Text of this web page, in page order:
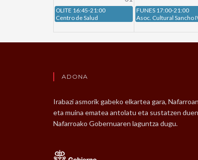
OLITE 16:45-21:00
Centro de Salud
FUNES 17:00-21:00
Asoc. Cultural Sancho
ADONA
Irabazi asmorik gabeko elkartea gara,
eta muina ematea antolatu eta sustatzen
Nafarroako Gobernuaren laguntza dugu.